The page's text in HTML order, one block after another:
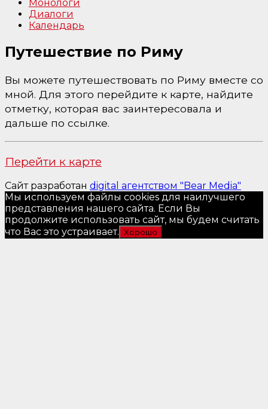
Монологи
Диалоги
Календарь
Путешествие по Риму
Вы можете путешествовать по Риму вместе со
мной. Для этого перейдите к карте, найдите
отметку, которая вас заинтересовала и
дальше по ссылке.
Перейти к карте
Сайт разработан digital агентством "Bear Media"
Мы используем файлы cookies для наилучшего
представления нашего сайта. Если Вы
продолжите использовать сайт, мы будем считать
что Вас это устраивает. Хорошо